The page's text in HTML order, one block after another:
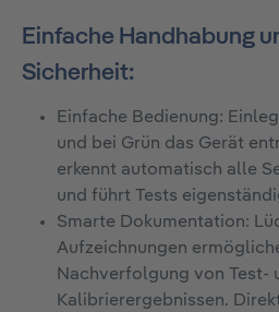
Einfache Handhabung
Sicherheit:
Einfache Bedienung:
und bei Grün das Gerät
erkennt automatisch alle
und führt Tests
Smarte Dokumentation:
Aufzeichnungen
Nachverfolgung von Test-
Kalibrierergebnissen.